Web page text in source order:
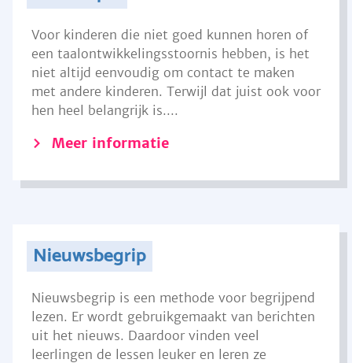
Voor kinderen die niet goed kunnen horen of
een taalontwikkelingsstoornis hebben, is het
niet altijd eenvoudig om contact te maken
met andere kinderen. Terwijl dat juist ook voor
hen heel belangrijk is....
Meer informatie
Nieuwsbegrip
Nieuwsbegrip is een methode voor begrijpend
lezen. Er wordt gebruikgemaakt van berichten
uit het nieuws. Daardoor vinden veel
leerlingen de lessen leuker en leren ze